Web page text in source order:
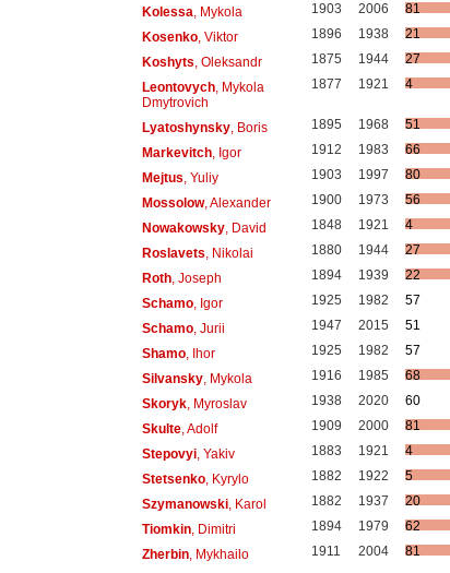
Kolessa , Mykola 1903 2006
81
Kosenko, Viktor 1896 1938
21
Koshyts , Oleksandr 1875 1944
27
Leontovych, Mykola
Dmytrovich
1877 1921 4
Lyatoshynsky, Boris 1895 1968
51
Markevitch, Igor 1912 1983
66
Mejtus , Yuliy 1903 1997
80
Mossolow, Alexander 1900 1973
56
Nowakowsky, David 1848 1921
4
Roslavets , Nikolai 1880 1944
27
Roth, Joseph 1894 1939
22
Schamo, Igor 1925 1982
57
Schamo, Jurii 1947 2015
51
Shamo, Ihor 1925 1982
57
Silvansky, Mykola 1916 1985
68
Skoryk, Myroslav 1938 2020
60
Skulte, Adolf 1909 2000
81
Stepovyi, Yakiv 1883 1921
4
Stetsenko, Kyrylo 1882 1922
5
Szymanowski, Karol 1882 1937
20
Tiomkin, Dimitri 1894 1979
62
Zherbin, Mykhailo 1911 2004 81